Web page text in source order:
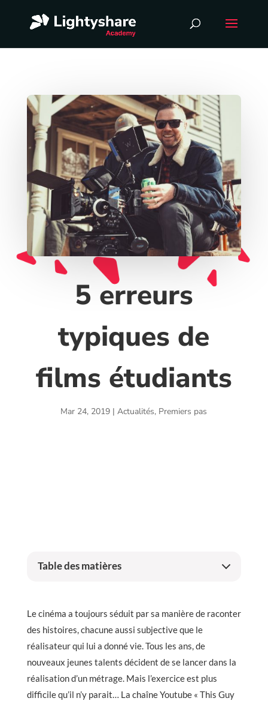
5 erreurs
typiques de
films étudiants
Mar 24, 2019 |Actualités, Premiers pas
Table des matières
Le cinéma a toujours séduit par sa manière de raconter
des histoires, chacune aussi subjective que le
réalisateur qui lui a donné vie. Tous les ans, de
nouveaux jeunes talents décident de se lancer dans la
réalisation d’un métrage. Mais l’exercice est plus
difficile qu’il n’y parait… La chaîne Youtube « This Guy